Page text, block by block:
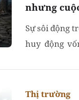
nhưng
Sự sôi động
huy động
Thị trường